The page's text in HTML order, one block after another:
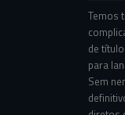
Temos
de
para
Sem